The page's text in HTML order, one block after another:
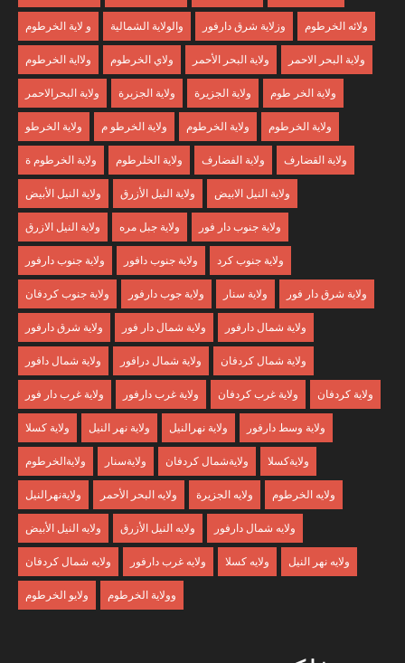
و لاية الخرطوم والولاية الشمالية وزلاية شرق دارفور ولائه الخرطوم
ولااية الخرطوم ولاي الخرطوم ولاية البحر الأحمر ولاية البحر الاحمر
ولاية البحرالاحمر ولاية الجزبرة ولاية الجزيرة ولاية الخر طوم
ولاية الخرطو ولاية الخرطو م ولاية الخرطوم ولاية الخرطوم
ولاية الخرطوم ة ولاية الخلرطوم ولاية الفضارف ولاية القضارف
ولاية النيل الأبيض ولاية النيل الأزرق ولاية النيل الابيض
ولاية النيل الازرق ولاية جبل مره ولاية جنوب دار فور
ولاية جنوب دارفور ولاية جنوب دافور ولاية جنوب كرد
ولاية جنوب كردفان ولاية جوب دارفور ولاية سنار ولاية شرق دار فور
ولاية شرق دارفور ولاية شمال دار فور ولاية شمال دارفور
ولاية شمال دافور ولاية شمال درافور ولاية شمال كردفان
ولاية غرب دار فور ولاية غرب دارفور ولاية غرب كردفان ولاية كردفان
ولاية كسلا ولاية نهر النيل ولاية نهرالنيل ولاية وسط دارفور
ولايةالخرطوم ولايةسنار ولايةشمال كردفان ولايةكسلا
ولايةنهرالنيل ولايه البحر الأحمر ولايه الجزيرة ولايه الخرطوم
ولايه النيل الأبيض ولايه النيل الأزرق ولايه شمال دارفور
ولايه شمال كردفان ولايه غرب دارفور ولايه كسلا ولايه نهر النيل
ولايو الخرطوم وولاية الخرطوم